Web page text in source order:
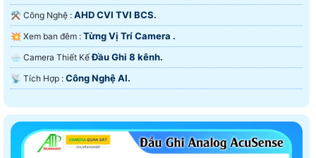
⚒ Công Nghệ : AHD CVI TVI BCS.
💥 Xem ban đêm : Từng Vị Trí Camera .
🌧️ Camera Thiết KếĐầu Ghi 8 kênh.
️📡 Tích Hợp : Công Nghệ AI.